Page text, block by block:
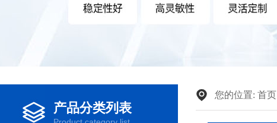
产品分类列表
您的位置: 首页